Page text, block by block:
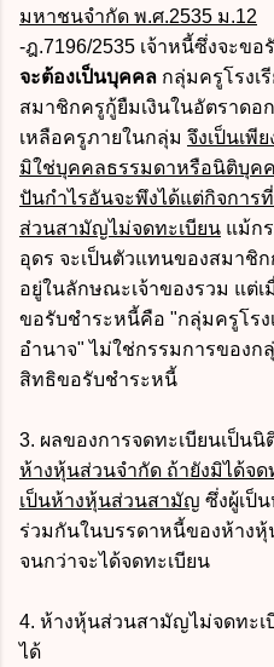
มหาชนจำกัด พ.ศ.2535 ม.12
-ฎ.7196/2535 เจ้าหนี้ซึ่งจะข
จะต้องเป็นบุคคล กลุ่มครูโรงเ
สมาชิกครูกู้ยืมเงินในอัตราดอ
เหลือครูภายในกลุ่ม จึงเป็นเ
มิใช่บุคคลธรรมดาหรือนิติบุค
ปันกำไรอันจะพึงได้แต่กิจกา
ส่วนสามัญไม่จดทะเบียน แม้ก
อุดร จะเป็นตัวแทนของสมาชิก
อยู่ในลักษณะเจ้าของรวม แต่
ขอรับชำระหนี้คือ "กลุ่มครูโรง
อำนาจ" ไม่ใช่กรรมการของก
สิทธิขอรับชำระหนี้
3. ผลของการจดทะเบียนเป็น
ห้างหุ้นส่วนจำกัด ถ้ายังมิได้จด
เป็นห้างหุ้นส่วนสามัญ ซึ่งผู้เป็
ร่วมกันในบรรดาหนี้ของห้าง
จนกว่าจะได้จดทะเบียน
4. ห้างหุ้นส่วนสามัญไม่จดทะเ
ได้